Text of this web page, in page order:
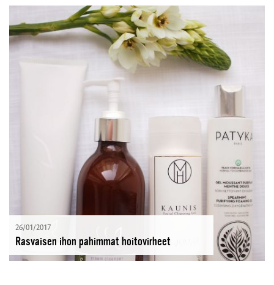
26/01/2017
Rasvaisen ihon pahimmat hoitovirheet